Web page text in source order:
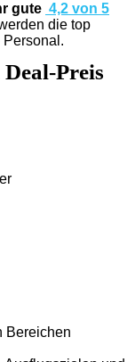
gute 4,2 von 5
die top
Personal.
Preis
Bereichen